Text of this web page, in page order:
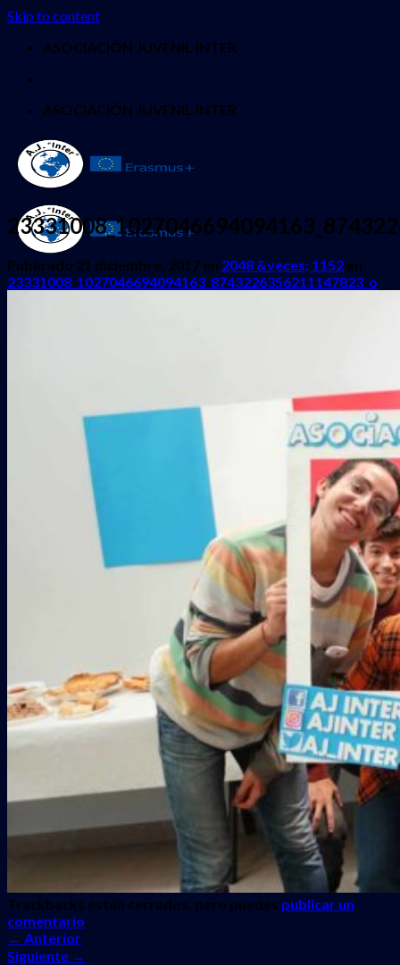
Skip to content
ASOCIACIÓN JUVENIL INTER
ASOCIACIÓN JUVENIL INTER
Galería
COLABORADORES
CONTACTO
Publicado 21 diciembre, 2017 en 2048 &veces; 1152 en
23331008_1027046694094163_8743226356211147823_o
Trackbacks están cerrados, pero puedes publicar un
comentario.
← Anterior
Siguiente →